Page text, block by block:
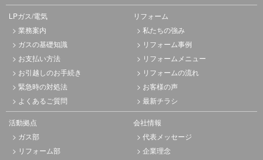
LPガス/電気
業務案内
ガスの基礎知識
お支払い方法
お引越しのお手続き
緊急時の対処法
よくあるご質問
リフォーム
私たちの強み
リフォーム事例
リフォームメニュー
リフォームの流れ
お客様の声
最新チラシ
活動拠点
ガス部
リフォーム部
会社情報
代表メッセージ
企業理念